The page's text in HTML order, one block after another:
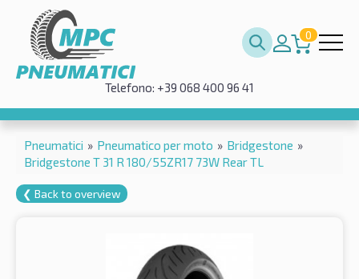
0
Telefono: +39 068 400 96 41
Pneumatici » Pneumatico per moto » Bridgestone »
Bridgestone T 31 R 180/55ZR17 73W Rear TL
❮ Back to overview